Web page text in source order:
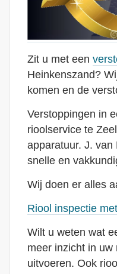
Zit u met een
Heinkenszand?
komen en de
Verstoppingen in
rioolservice te
apparatuur. J.
snelle en
Wij doen er alles
Riool inspectie
Wilt u weten wat
meer inzicht in
uitvoeren. Ook